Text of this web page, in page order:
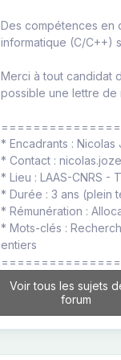
Des compétences en
informatique (C/C++)
Merci à tout candidat
possible une lettre de
* Encadrants :
* Contact :
* Lieu : LAAS-CNRS -
* Durée : 3 ans (plein
* Rémunération :
* Mots-clés :
entiers
Voir tous les sujets
forum